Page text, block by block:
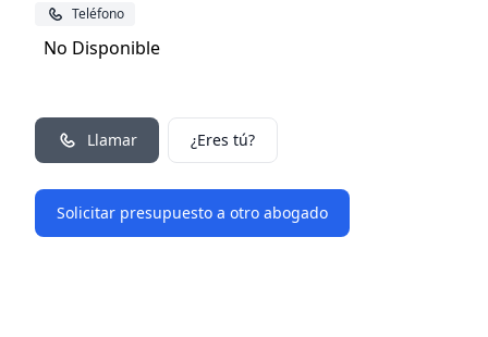
Teléfono
No Disponible
Llamar ¿Eres tú?
Solicitar presupuesto a otro abogado